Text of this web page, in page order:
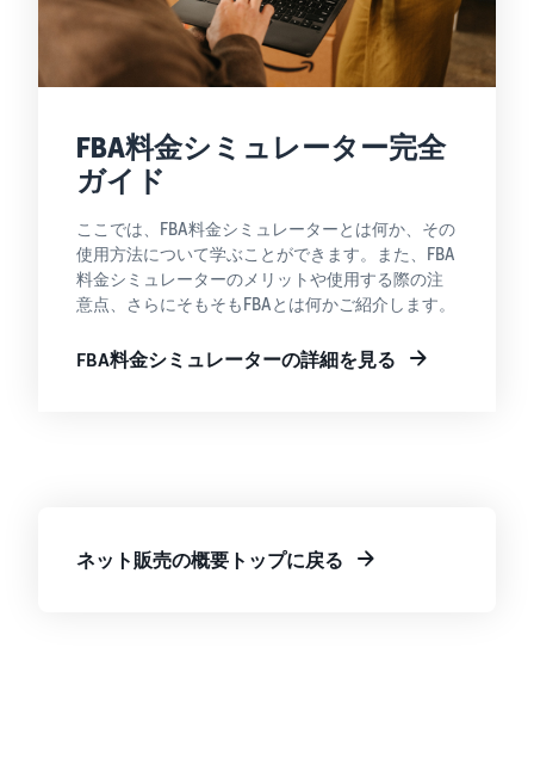
FBA料金シミュレーター完全
ガイド
ここでは、FBA料金シミュレーターとは何か、その
使用方法について学ぶことができます。また、FBA
料金シミュレーターのメリットや使用する際の注
意点、さらにそもそもFBAとは何かご紹介します。
FBA料金シミュレーターの詳細を見る
ネット販売の概要トップに戻る